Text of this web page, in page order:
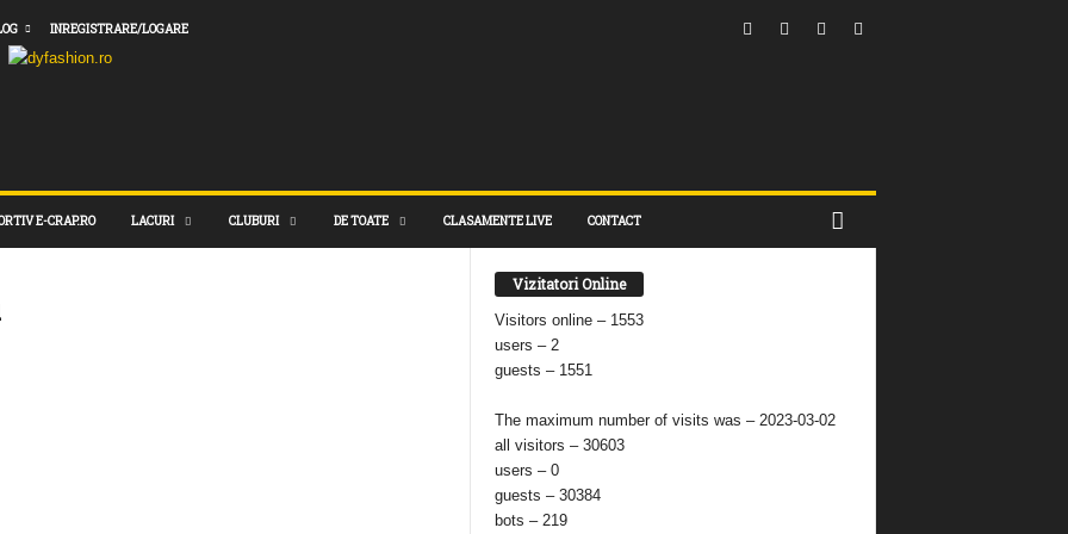
INREGISTRARE/LOGARE
E-CRAP.RO LACURI CLUBURI DE TOATE CLASAMENTE LIVE CONTACT
Vizitatori Online
Visitors online – 1553
users – 2
guests – 1551
The maximum number of visits was – 2023-03-02
all visitors – 30603
users – 0
guests – 30384
bots – 219